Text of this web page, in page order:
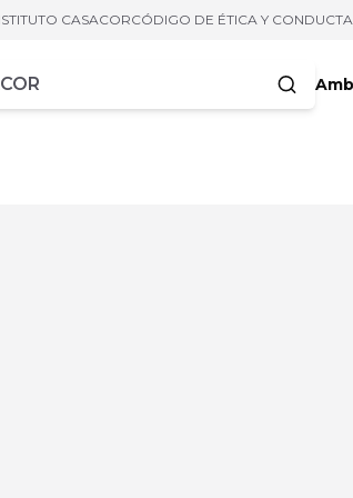
CASACORCÓDIGO DE ÉTICA Y CONDUCTA